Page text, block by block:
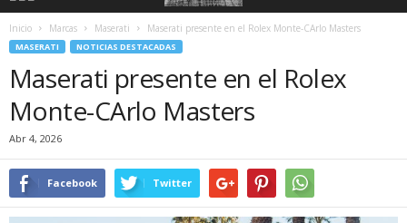
Inicio Marcas Maserati Maserati presente en el Rolex Monte-CArlo Masters
MASERATI NOTICIAS DESTACADAS
Maserati presente en el Rolex
Monte-CArlo Masters
Abr 4, 2026
Facebook Twitter